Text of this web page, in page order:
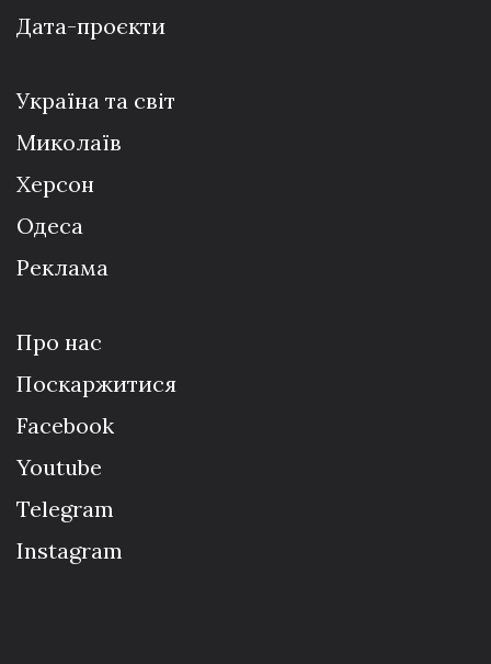
Дата-проєкти
Україна та світ
Миколаїв
Херсон
Одеса
Реклама
Про нас
Поскаржитися
Facebook
Youtube
Telegram
Instagram